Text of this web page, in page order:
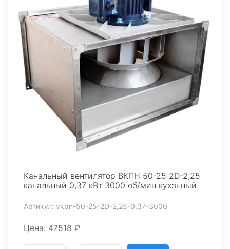
Канальный вентилятор ВКПН 50-25 2D-2,25
канальный 0,37 кВт 3000 об/мин кухонный
Артикул: vkpn-50-25-2D-2,25-0,37-3000
Цена: 47518 ₽